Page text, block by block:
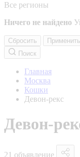
Все регионы
Ничего не найдено
Сбросить
Применить
Поиск
Главная
Москва
Кошки
Девон-рекс
Девон-
21 объявление